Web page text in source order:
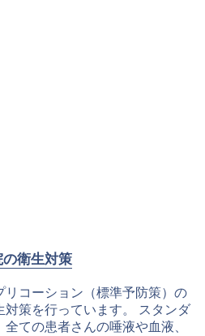
の衛生対策
リコーション（標準予防策）の
策を行っています。 スタンダ
ての患者さんの唾液や血液、